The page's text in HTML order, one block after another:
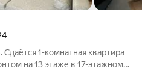
1-комнатная квартира
на 13 этаже в 17-этажном
есть: Телевизор